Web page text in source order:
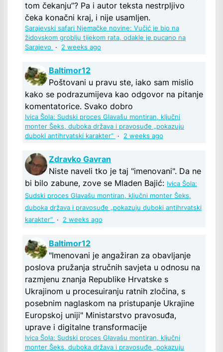
tom čekanju”? Pa i autor teksta nestrpljivo
čeka konačni kraj, i nije usamljen.
Sarajevski safari Njemačke novine: Vučić je bio na
židovskom groblju tijekom rata, odakle je pucano na
Sarajevo
· 2 weeks ago
Baltimor12
Poštovani u pravu ste, iako sam mislio
kako se podrazumijeva kao odgovor na pitanje
komentatorice. Svako dobro
Ivica Šola: Sudski proces Glavašu montiran, ključni
monter Šeks, duboka država i pravosuđe „pokazuju
duboki antihrvatski karakter“ · 2 weeks ago
Zdravko Gavran
Niste naveli tko je taj "imenovani". Da ne
bi bilo zabune, zove se Mladen Bajić: Ivica Šola:
Sudski proces Glavašu montiran, ključni monter Šeks,
duboka država i pravosuđe „pokazuju duboki antihrvatski
karakter“ · 2 weeks ago
Baltimor12
"Imenovani je angažiran za obavljanje
poslova pružanja stručnih savjeta u odnosu na
razmjenu znanja Republike Hrvatske s
Ukrajinom u procesuiranju ratnih zločina, s
posebnim naglaskom na pristupanje Ukrajine
Europskoj uniji" Ministarstvo pravosuđa,
uprave i digitalne transformacije
Ivica Šola: Sudski proces Glavašu montiran, ključni
monter Šeks, duboka država i pravosuđe „pokazuju